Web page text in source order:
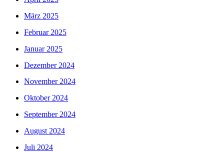
März 2025
Februar 2025
Januar 2025
Dezember 2024
November 2024
Oktober 2024
September 2024
August 2024
Juli 2024